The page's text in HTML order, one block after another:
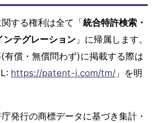
する権利は全て「統合特許検索・
ンテグレーション 」に帰属します。
有償・無償問わず)に掲載する際は
https://patent-i.com/tm/ 」を明
発行の商標データに基づき集計・